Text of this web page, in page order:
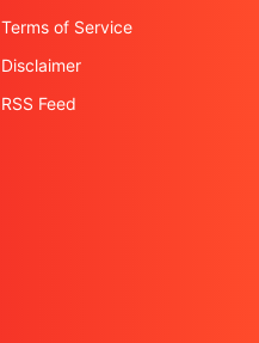
Terms of Service
Disclaimer
RSS Feed